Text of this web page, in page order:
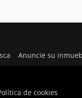
Anuncie su
de cookies